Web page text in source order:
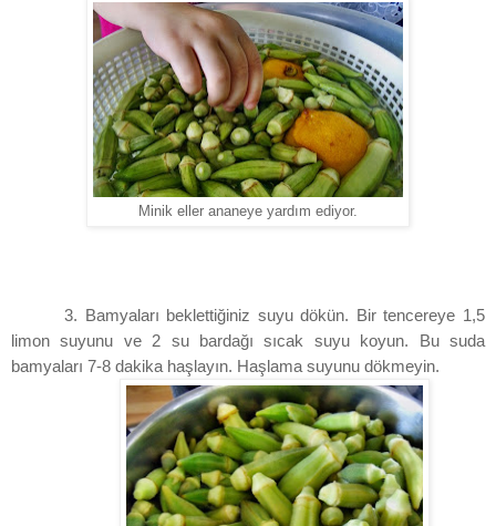
Minik eller ananeye yardım ediyor.
3. Bamyaları beklettiğiniz suyu dökün. Bir tencereye 1,5
limon suyunu ve 2 su bardağı sıcak suyu koyun. Bu suda
bamyaları 7-8 dakika haşlayın. Haşlama suyunu dökmeyin.